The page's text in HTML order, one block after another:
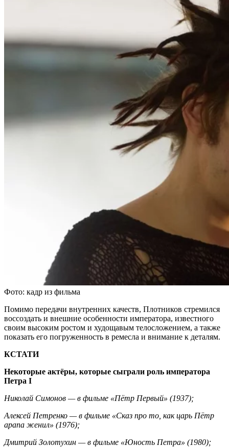
Фото: кадр из фильма
Помимо передачи внутренних качеств, Плотников стремился
воссоздать и внешние особенности императора, известного
своим высоким ростом и худощавым телосложением, а также
показать его погруженность в ремесла и внимание к деталям.
КСТАТИ
Некоторые актёры, которые сыграли роль императора
Петра I
Николай Симонов — в фильме «Пётр Первый» (1937);
Алексей Петренко — в фильме «Сказ про то, как царь Пётр
арапа женил» (1976);
Дмитрий Золотухин — в фильме «Юность Петра» (1980);